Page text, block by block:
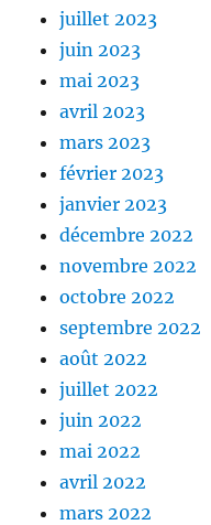
juillet 2023
juin 2023
mai 2023
avril 2023
mars 2023
février 2023
janvier 2023
décembre 2022
novembre 2022
octobre 2022
septembre 2022
août 2022
juillet 2022
juin 2022
mai 2022
avril 2022
mars 2022